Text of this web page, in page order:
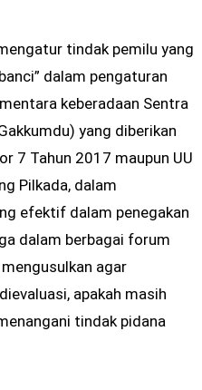
tindak pemilu yang
dalam pengaturan
keberadaan Sentra
yang diberikan
7 Tahun 2017 maupun UU
Pilkada, dalam
efektif dalam penegakan
dalam berbagai forum
agar
apakah masih
tindak pidana